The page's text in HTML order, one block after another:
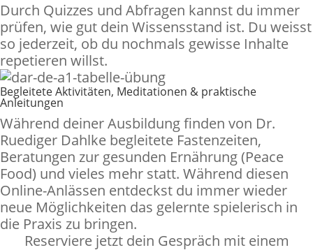
Durch Quizzes und Abfragen kannst du immer
prüfen, wie gut dein Wissensstand ist. Du weisst
so jederzeit, ob du nochmals gewisse Inhalte
repetieren willst.
Begleitete Aktivitäten, Meditationen & praktische
Anleitungen
Während deiner Ausbildung finden von Dr.
Ruediger Dahlke begleitete Fastenzeiten,
Beratungen zur gesunden Ernährung (Peace
Food) und vieles mehr statt. Während diesen
Online-Anlässen entdeckst du immer wieder
neue Möglichkeiten das gelernte spielerisch in
die Praxis zu bringen.
Reserviere jetzt dein Gespräch mit einem